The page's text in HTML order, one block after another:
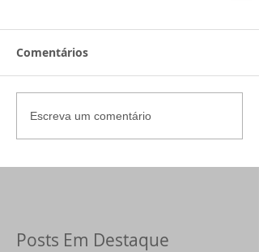
Posts Em Destaque
Comentários
Escreva um comentário